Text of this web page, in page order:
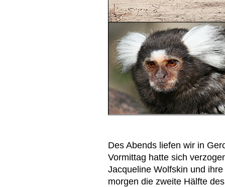
Des Abends liefen wir in
Vormittag hatte sich
Jacqueline Wolfskin und
morgen die zweite Hälfte